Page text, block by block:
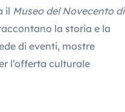
il Museo del Novecento di
la storia e la
di eventi, mostre
l’offerta culturale